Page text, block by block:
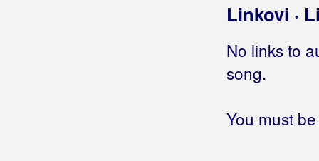
Linkovi ·
No links to
song.
You must